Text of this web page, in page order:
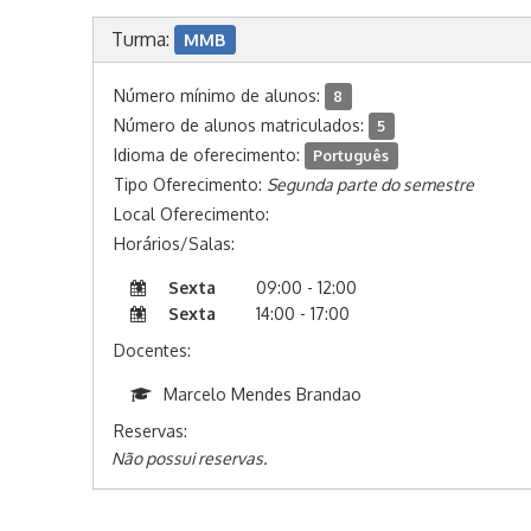
Turma: MMB
Número mínimo de alunos: 8
Número de alunos matriculados: 5
Idioma de oferecimento: Português
Tipo Oferecimento: Segunda parte do semestre
Local Oferecimento:
Horários/Salas:
Sexta
09:00 - 12:00
Sexta
14:00 - 17:00
Docentes:
Marcelo Mendes Brandao
Reservas:
Não possui reservas.